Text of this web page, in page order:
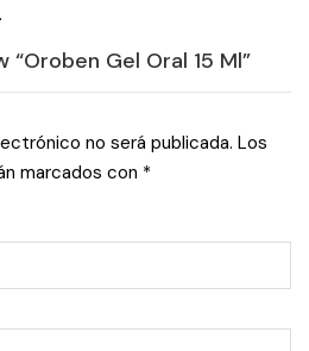
Gel Oral 15 Ml”
no será publicada. Los
marcados con *